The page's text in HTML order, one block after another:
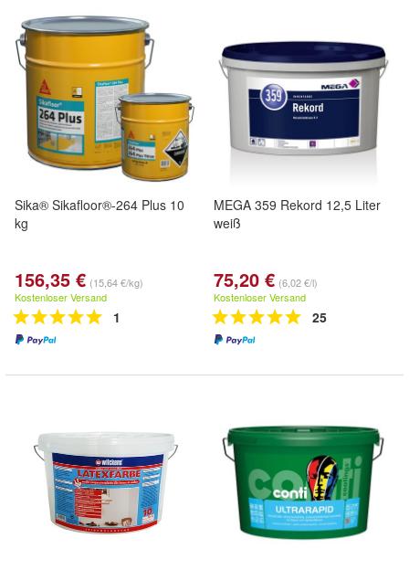
Sika® Sikafloor®-264 Plus 10
kg
156,35 € (15,64 €/kg)
Kostenloser Versand
1
MEGA 359 Rekord 12,5 Liter
weiß
75,20 € (6,02 €/l)
Kostenloser Versand
25